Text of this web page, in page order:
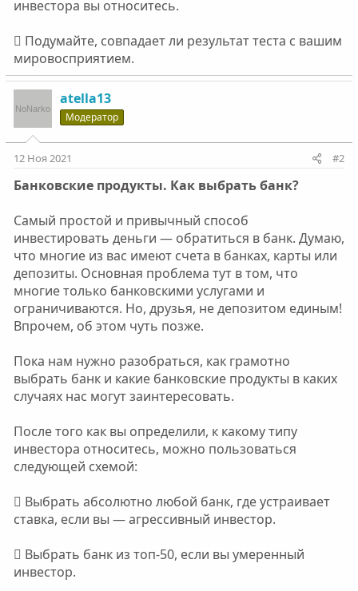
инвестора вы относитесь.
 Подумайте, совпадает ли результат теста с вашим
мировосприятием.
atella13
Модератор
12 Ноя 2021 #2
Банковские продукты. Как выбрать банк?
Самый простой и привычный способ
инвестировать деньги — обратиться в банк. Думаю,
что многие из вас имеют счета в банках, карты или
депозиты. Основная проблема тут в том, что
многие только банковскими услугами и
ограничиваются. Но, друзья, не депозитом единым!
Впрочем, об этом чуть позже.
Пока нам нужно разобраться, как грамотно
выбрать банк и какие банковские продукты в каких
случаях нас могут заинтересовать.
После того как вы определили, к какому типу
инвестора относитесь, можно пользоваться
следующей схемой:
 Выбрать абсолютно любой банк, где устраивает
ставка, если вы — агрессивный инвестор.
 Выбрать банк из топ-50, если вы умеренный
инвестор.